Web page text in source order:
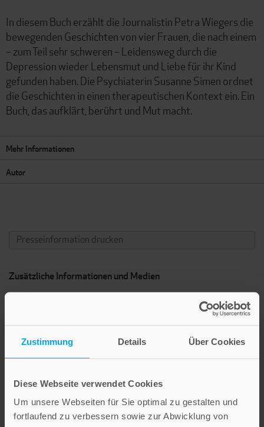
Zustimmung Details Über Cookies
Diese Webseite verwendet Cookies
Um unsere Webseiten für Sie optimal zu gestalten und
fortlaufend zu verbessern sowie zur Abwicklung von
In diesem Buch erzählt die Journalistin Petra Wiegers die
bewegenden Geschichten von vier Frauen, die nach einem
– zum Teil sehr schweren – Leidensweg durch die
Depression wieder Lebensmut und Liebe für ihr Kind
gefunden haben. Die Psychiaterin Susanne Simen ordnet
die Geschichten in einen therapeutischen Kontext ein. Ein
Buch, das aufklärt, berührt und Mut macht.
Mehr Informationen
Autor
Presseinformation drucken
Zusätzliche Informationen und Medien